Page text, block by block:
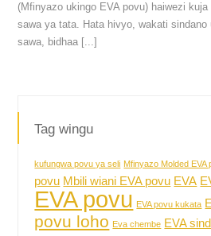
(Mfinyazo ukingo EVA povu) haiwezi
sawa ya tata. Hata hivyo, wakati
sawa, bidhaa [...]
Tag wingu
kufungwa povu ya seli Mfinyazo Molded EVA
povu Mbili wiani EVA povu EVA
EVA povu EVA povu kukata
povu loho Eva chembe EVA